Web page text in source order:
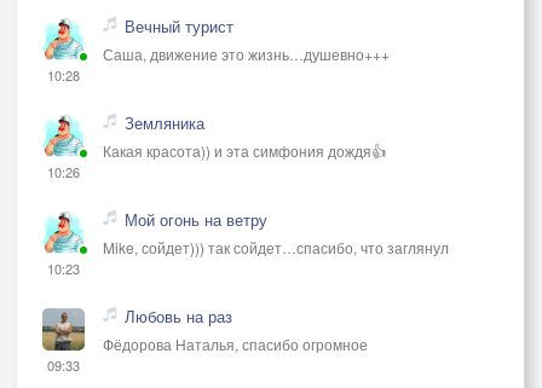
10:28
Вечный турист
Саша, движение это жизнь…душевно+++
10:26
Земляника
Какая красота)) и эта симфония дождя👍
10:23
Мой огонь на ветру
Mike, сойдет))) так сойдет…спасибо, что заглянул
09:33
Любовь на раз
Фёдорова Наталья, спасибо огромное